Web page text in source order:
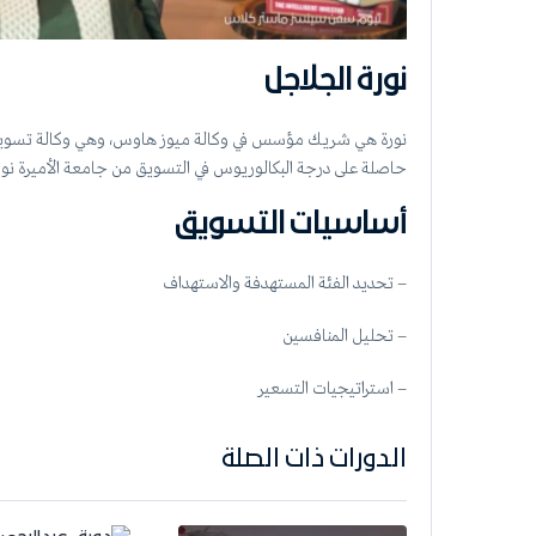
نورة الجلاجل
نورة هي شريك مؤسس في وكالة ميوز هاوس، وهي وكالة تسويق
حاصلة على درجة البكالوريوس في التسويق من جامعة الأميرة
أساسيات التسويق
– تحديد الفئة المستهدفة والاستهداف
– تحليل المنافسين
– استراتيجيات التسعير
الدورات ذات الصلة